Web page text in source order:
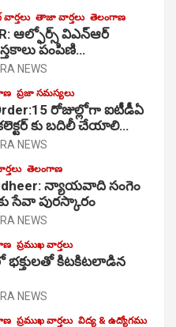
వార్తలు తాజా వార్తలు తెలంగాణ
ఆల్ఫోర్స్ విఎన్ఆర్
పంపిణి…
NEWS
ప్రజా సమస్యలు
రోజుల్లోగా ఐటీడీఏ
కు బదిలీ చేయాలి…
NEWS
తెలంగాణ
న్యాయవాది సంగెం
సేవా పురస్కారం
NEWS
ప్రముఖ వార్తలు
భక్తులతో కిటకిటలాడిన
NEWS
ప్రముఖ వార్తలు విద్య & ఉద్యోగము